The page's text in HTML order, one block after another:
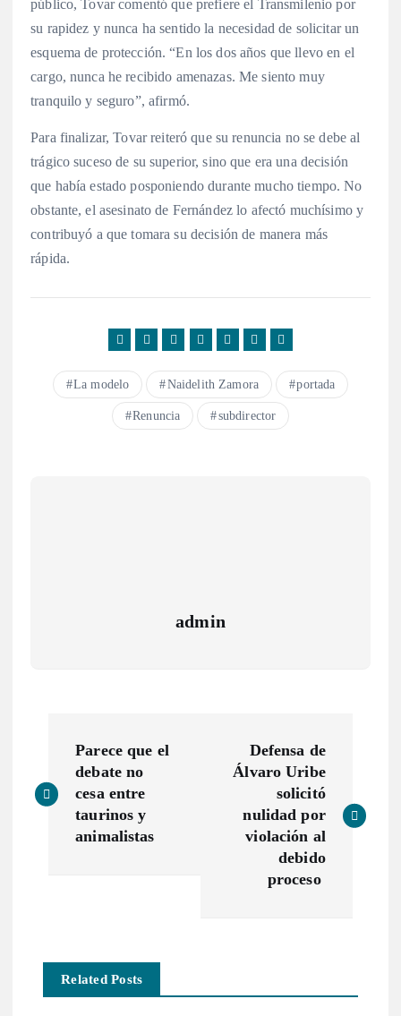
público, Tovar comentó que prefiere el Transmilenio por
su rapidez y nunca ha sentido la necesidad de solicitar un
esquema de protección. “En los dos años que llevo en el
cargo, nunca he recibido amenazas. Me siento muy
tranquilo y seguro”, afirmó.
Para finalizar, Tovar reiteró que su renuncia no se debe al
trágico suceso de su superior, sino que era una decisión
que había estado posponiendo durante mucho tiempo. No
obstante, el asesinato de Fernández lo afectó muchísimo y
contribuyó a que tomara su decisión de manera más
rápida.
La modelo Naidelith Zamora portada
Renuncia subdirector
admin
a
a
c
Parece que el
debate no
cesa entre
taurinos y
animalistas
Defensa de
Álvaro Uribe
solicitó
nulidad por
violación al
debido
proceso
Related Posts